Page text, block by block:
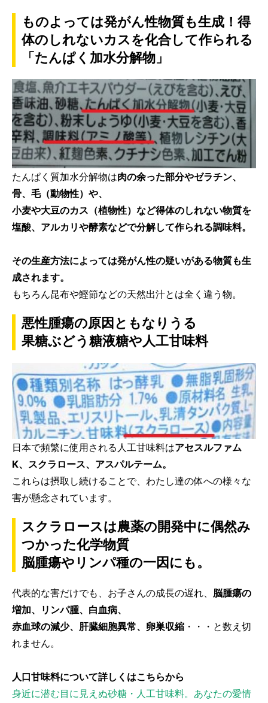
ものよっては発がん性物質も生成！得
体のしれないカスを化合して作られる
「たんぱく加水分解物」
たんぱく質加水分解物は肉の余った部分やゼラチン、
骨、毛（動物性）や、
小麦や大豆のカス（植物性）など得体のしれない物質を
塩酸、アルカリや酵素などで分解して作られる調味料。
その生産方法によっては発がん性の疑いがある物質も生
成されます。
もちろん昆布や鰹節などの天然出汁とは全く違う物。
悪性腫瘍の原因ともなりうる
果糖ぶどう糖液糖や人工甘味料
日本で頻繁に使用される人工甘味料はアセスルファム
K、スクラロース、アスパルテーム。
これらは摂取し続けることで、わたし達の体への様々な
害が懸念されています。
スクラロースは農薬の開発中に偶然み
つかった化学物質
脳腫瘍やリンパ種の一因にも。
代表的な害だけでも、お子さんの成長の遅れ、 脳腫瘍の
増加、リンパ腫、白血病、
赤血球の減少、肝臓細胞異常、卵巣収縮 ・・・と数え切
れません。
人口甘味料について詳しくはこちらから
身近に潜む目に見えぬ砂糖・人工甘味料。あなたの愛情